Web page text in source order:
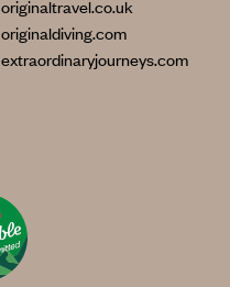
originaltravel.co.uk
originaldiving.com
extraordinaryjourneys.com